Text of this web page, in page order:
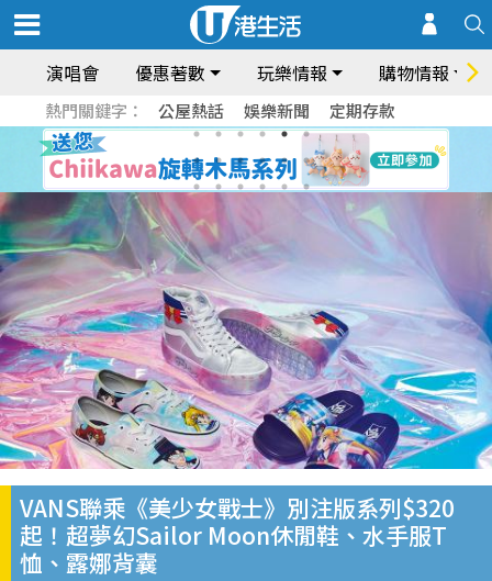
演唱會 優惠著數 玩樂情報 購物情報
熱門關鍵字： 公屋熱話 娛樂新聞 定期存款
VANS聯乘《美少女戰士》別注版系列$320
起！超夢幻Sailor Moon休閒鞋、水手服T
恤、露娜背囊